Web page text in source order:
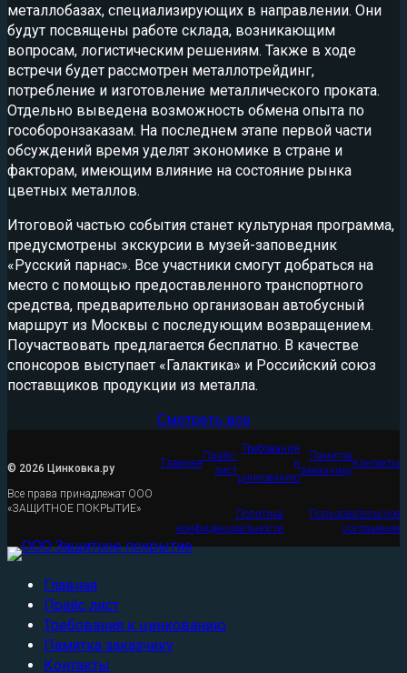
металлобазах, специализирующих в направлении. Они
будут посвящены работе склада, возникающим
вопросам, логистическим решениям. Также в ходе
встречи будет рассмотрен металлотрейдинг,
потребление и изготовление металлического проката.
Отдельно выведена возможность обмена опыта по
гособоронзаказам. На последнем этапе первой части
обсуждений время уделят экономике в стране и
факторам, имеющим влияние на состояние рынка
цветных металлов.
Итоговой частью события станет культурная программа,
предусмотрены экскурсии в музей-заповедник
«Русский парнас». Все участники смогут добраться на
место с помощью предоставленного транспортного
средства, предварительно организован автобусный
маршрут из Москвы с последующим возвращением.
Поучаствовать предлагается бесплатно. В качестве
спонсоров выступает «Галактика» и Российский союз
поставщиков продукции из металла.
Смотреть все
© 2026 Цинковка.ру
Все права принадлежат ООО
«ЗАЩИТНОЕ ПОКРЫТИЕ»
Главная
Прайс-
лист
Требования
к
цинкованию
Памятка
заказчику
Контакты
Политика
конфиденциальности
Пользовательское
соглашение
Главная
Прайс лист
Требования к цинкованию
Памятка заказчику
Контакты